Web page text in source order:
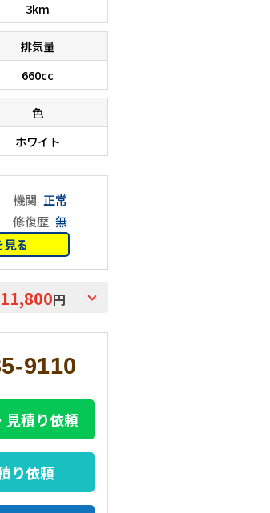
3km
排気量
660cc
色
ホワイト
機関 正常
修復歴 無
る
11,800円
9110
見積り依頼
り依頼